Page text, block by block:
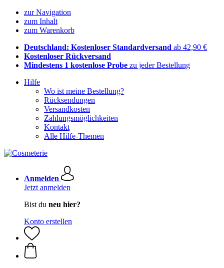
zur Navigation
zum Inhalt
zum Warenkorb
Deutschland: Kostenloser Standardversand ab 42,90 €
Kostenloser Rückversand
Mindestens 1 kostenlose Probe zu jeder Bestellung
Hilfe
Wo ist meine Bestellung?
Rücksendungen
Versandkosten
Zahlungsmöglichkeiten
Kontakt
Alle Hilfe-Themen
Anmelden
Jetzt anmelden
Bist du neu hier?
Konto erstellen